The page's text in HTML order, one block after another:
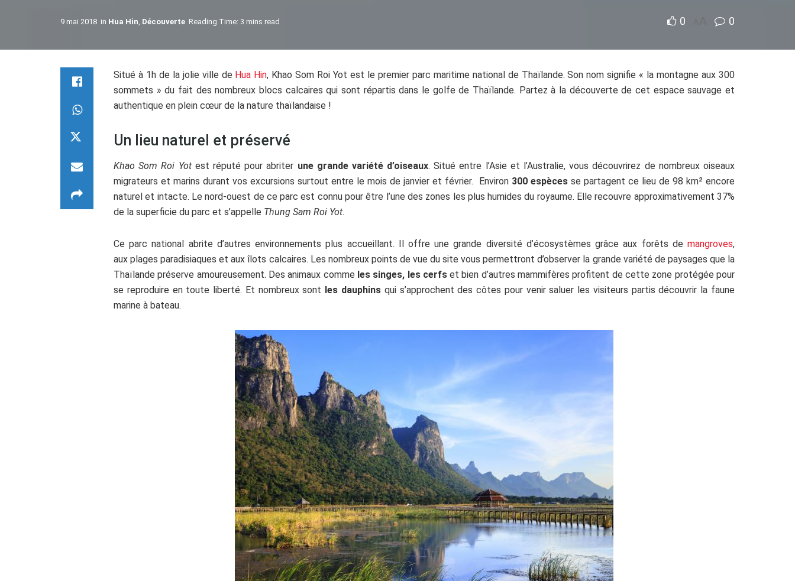
9 mai 2018 in Hua Hin, Découverte Reading Time: 3 mins read 0 0
Situé à 1h de la jolie ville de Hua Hin, Khao Som Roi Yot est le premier parc maritime national de Thaïlande. Son nom signifie « la montagne aux 300
sommets » du fait des nombreux blocs calcaires qui sont répartis dans le golfe de Thaïlande. Partez à la découverte de cet espace sauvage et
authentique en plein cœur de la nature thaïlandaise !
Un lieu naturel et préservé
Khao Som Roi Yotest réputé pour abriter une grande variété d’oiseaux. Situé entre l’Asie et l’Australie, vous découvrirez de nombreux oiseaux
migrateurs et marins durant vos excursions surtout entre le mois de janvier et février. Environ 300 espèces se partagent ce lieu de 98 km² encore
naturel et intacte. Le nord-ouest de ce parc est connu pour être l’une des zones les plus humides du royaume. Elle recouvre approximativement 37%
de la superficie du parc et s’appelle Thung Sam Roi Yot.
Ce parc national abrite d’autres environnements plus accueillant. Il offre une grande diversité d’écosystèmes grâce aux forêts de mangroves,
aux plages paradisiaques et aux îlots calcaires. Les nombreux points de vue du site vous permettront d’observer la grande variété de paysages que la
Thaïlande préserve amoureusement. Des animaux comme les singes, les cerfset bien d’autres mammifères profitent de cette zone protégée pour
se reproduire en toute liberté. Et nombreux sont les dauphinsqui s’approchent des côtes pour venir saluer les visiteurs partis découvrir la faune
marine à bateau.